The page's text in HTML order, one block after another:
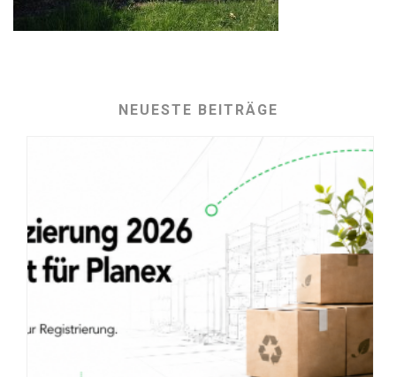
NEUESTE BEITRÄGE